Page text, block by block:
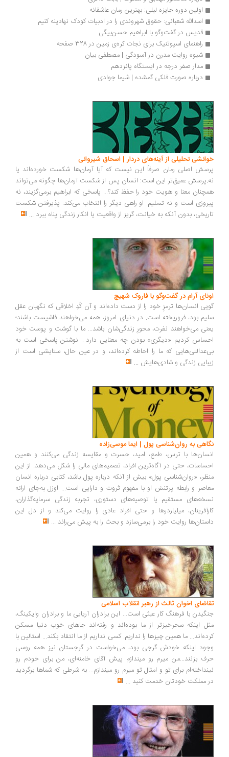
اولین دوره جایزه لیلی: بهترین رمان عاشقانه
اسدالله شعبانی: حقوق شهروندی را در ادبیات کودک نهادینه کنیم
قدیس در گفت‌وگو با ابراهیم حسن‌بیگی
راهنمای اسپوتنیک برای نجات کره‌ی زمین در 328 صفحه
شیوه روایت مدرن در آسودگی | مصطفی بیان
مدار صفر درجه در ایستگاه پانزدهم
درباره صورت فلکی گمشده | شیما جوادی
تحلیلی از آینه‌های دردار | اسحاق شیروانی
اصلی رمان صرفاً این نیست که آیا آرمان‌ها شکست خورده‌اند یا
عمیق‌تر این است: انسان پس از شکست آرمان‌ها چگونه می‌تواند
معنا و هویت خود را حفظ کند؟... پاسخی که ابراهیم برمی‌گزیند، نه
است و نه تسلیم. او راهی دیگر را انتخاب می‌کند: پذیرفتن شکست
بدون آنکه به خیانت، گریز از واقعیت یا انکار زندگی پناه ببرد...
آرام در گفت‌وگو با فاروک شهیچ‭
انسان‌ها ترمزِ خود را از دست داده‌اند و آن کُدِ اخلاقی که نگهبان عقل
بود، فروریخته است. در دنیای امروز، همه می‌خواهند فاشیست باشند؛
می‌خواهند نفرت، محورِ زندگی‌شان باشد... ما با گوشت و پوست خود
کردیم «دیگری» بودن چه معنایی دارد... نوشتن پاسخی است به
که ما را احاطه کرده‌اند، و در عین حال، ستایشی است از
زندگی و شادی‌هایش...
به روان‌شناسی پول | ایما موسی‌زاده
با ترس، طمع، امید، حسرت و مقایسه زندگی می‌کنند و همین
حتی در آگاه‌ترین افراد، تصمیم‌های مالی را شکل می‌دهد. از این
«روان‌شناسی پول» بیش از آنکه درباره پول باشد، کتابی درباره انسان
و رابطه پرتنش او با مفهوم ثروت و دارایی است... اوزل به‌جای ارائه
مستقیم یا توصیه‌های دستوری، تجربه زندگی سرمایه‌گذاران،
میلیاردرها و حتی افراد عادی را روایت می‌کند و از دل این
روایت خود را برمی‌سازد و بحث را به پیش می‌راند...
اخوان ثالث از رهبر انقلاب اسلامی
با فرهنگ کار عبثی است... این برادران آریایی ما و برادران وایکینگ،
اینکه سحرخیزتر از ما بوده‌اند و رفته‌اند جاهای خوب دنیا مسکن
ما همین چیزها را نداریم. کسی نداریم از ما انتقاد بکند... استالین با
اینکه خودش گرجی بود، می‌خواست در گرجستان نیز همه روسی
بزنند...من میرم رو میندازم پیش آقای خامنه‌ای، من برای خودم رو
برای تو و امثال تو میرم رو میندازم... به شرطی که شماها برگردید
مملکت خودتان خدمت کنید...